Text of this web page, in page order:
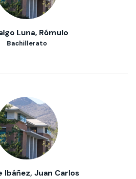
Luna, Rómulo
Bachillerato
Ibáñez, Juan Carlos